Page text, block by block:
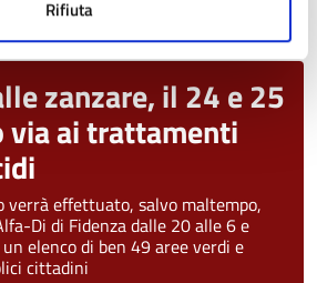
Rifiuta
di forte impatto"
zanzare, il 24 e 25
via ai trattamenti
verrà effettuato, salvo maltempo,
Di di Fidenza dalle 20 alle 6 e
elenco di ben 49 aree verdi e
cittadini